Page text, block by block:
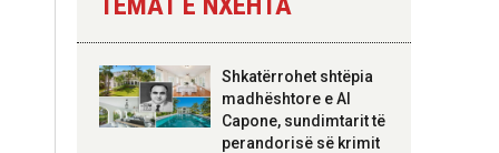
Hoxha takim me
zyrtarë të lartë të
DASH: Angazhim i
Shkatërrohet shtëpia
madhështore e Al
Capone, sundimtarit të
perandorisë së krimit